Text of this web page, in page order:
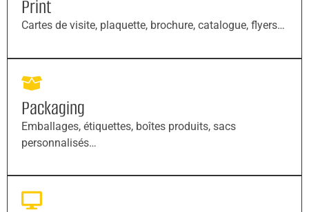
Print
Cartes de visite, plaquette, brochure, catalogue, flyers…
Packaging
Emballages, étiquettes, boîtes produits, sacs
personnalisés…